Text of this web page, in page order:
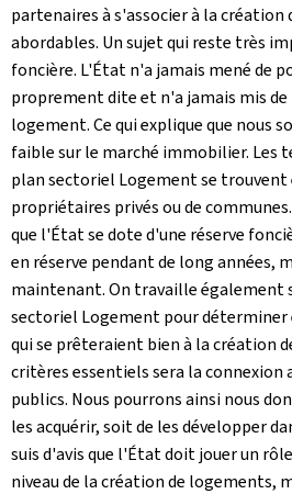
partenaires à s'associer à la création
abordables. Un sujet qui reste très
foncière. L'État n'a jamais mené de
proprement dite et n'a jamais mis
logement. Ce qui explique que nous
faible sur le marché immobilier. Les
plan sectoriel Logement se trouvent
propriétaires privés ou de
que l'État se dote d'une réserve
en réserve pendant de long années,
maintenant. On travaille également
sectoriel Logement pour déterminer
qui se prêteraient bien à la création
critères essentiels sera la connexion
publics. Nous pourrons ainsi nous
les acquérir, soit de les développer
suis d'avis que l'État doit jouer un
niveau de la création de logements,